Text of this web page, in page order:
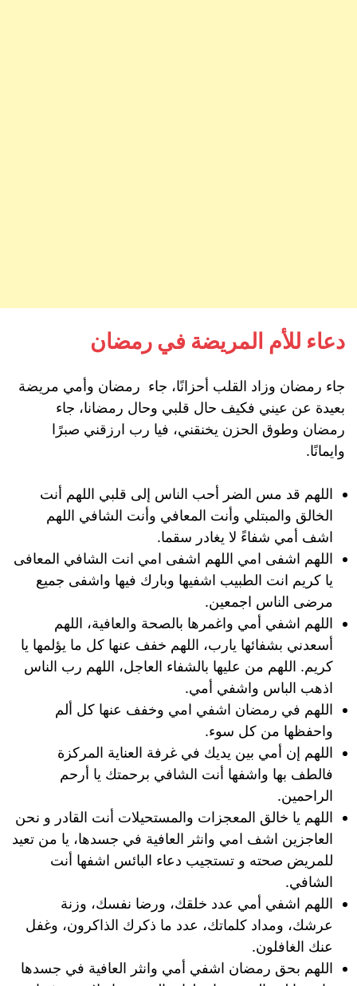
دعاء للأم المريضة في رمضان
جاء رمضان وزاد القلب أحزانًا، جاء رمضان وأمي مريضة
بعيدة عن عيني فكيف حال قلبي وحال رمضانا، جاء
رمضان وطوق الحزن يخنقني، فيا رب ارزقني صبرًا
وايمانًا.
اللهم قد مس الضر أحب الناس إلى قلبي اللهم أنت
الخالق والمبتلي وأنت المعافي وأنت الشافي اللهم
اشف أمي شفاءً لا يغادر سقما.
اللهم اشفى امي اللهم اشفى امي انت الشافي المعافى
يا كريم انت الطبيب اشفيها وبارك فيها واشفى جميع
مرضى الناس اجمعين.
اللهم اشفي أمي واغمرها بالصحة والعافية، اللهم
أسعدني بشفائها يارب، اللهم خفف عنها كل ما يؤلمها يا
كريم. اللهم من عليها بالشفاء العاجل، اللهم رب الناس
اذهب الباس واشفي أمي.
اللهم في رمضان اشفي امي وخفف عنها كل ألم
واحفظها من كل سوء.
اللهم إن أمي بين يديك في غرفة العناية المركزة
فالطف بها واشفها أنت الشافي برحمتك يا أرحم
الراحمين.
اللهم يا خالق المعجزات والمستحيلات أنت القادر و نحن
العاجزين اشف امي وانثر العافية في جسدها، يا من تعيد
للمريض صحته و تستجيب دعاء البائس اشفها أنت
الشافي.
اللهم اشفي أمي عدد خلقك، ورضا نفسك، وزنة
عرشك، ومداد كلماتك، عدد ما ذكرك الذاكرون، وغفل
عنك الغافلون.
اللهم بحق رمضان اشفي أمي وانثر العافية في جسدها